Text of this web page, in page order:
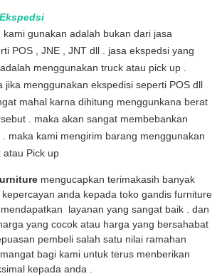
kami gunakan adalah bukan dari jasa
POS , JNE , JNT dll . jasa ekspedsi yang
menggunakan truck atau pick up .
jika menggunakan ekspedisi seperti POS dll
mahal karna dihitung menggunkana berat
. maka akan sangat membebankan
. maka kami mengirim barang menggunakan
atau Pick up
mengucapkan terimakasih banyak
anda kepada toko gandis furniture
layanan yang sangat baik . dan
yang cocok atau harga yang bersahabat
pembeli salah satu nilai ramahan
bagi kami untuk terus menberikan
kepada anda .